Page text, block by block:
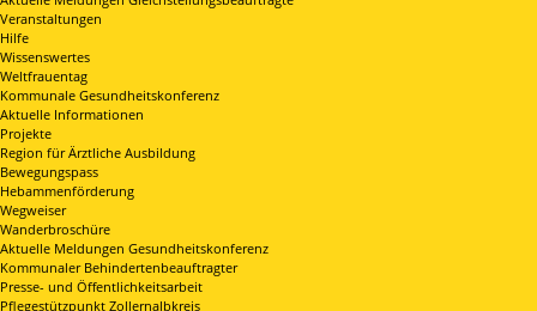
Veranstaltungen
Hilfe
Wissenswertes
Weltfrauentag
Kommunale Gesundheitskonferenz
Aktuelle Informationen
Projekte
Region für Ärztliche Ausbildung
Bewegungspass
Hebammenförderung
Wegweiser
Wanderbroschüre
Aktuelle Meldungen Gesundheitskonferenz
Kommunaler Behindertenbeauftragter
Presse- und Öffentlichkeitsarbeit
Pflegestützpunkt Zollernalbkreis